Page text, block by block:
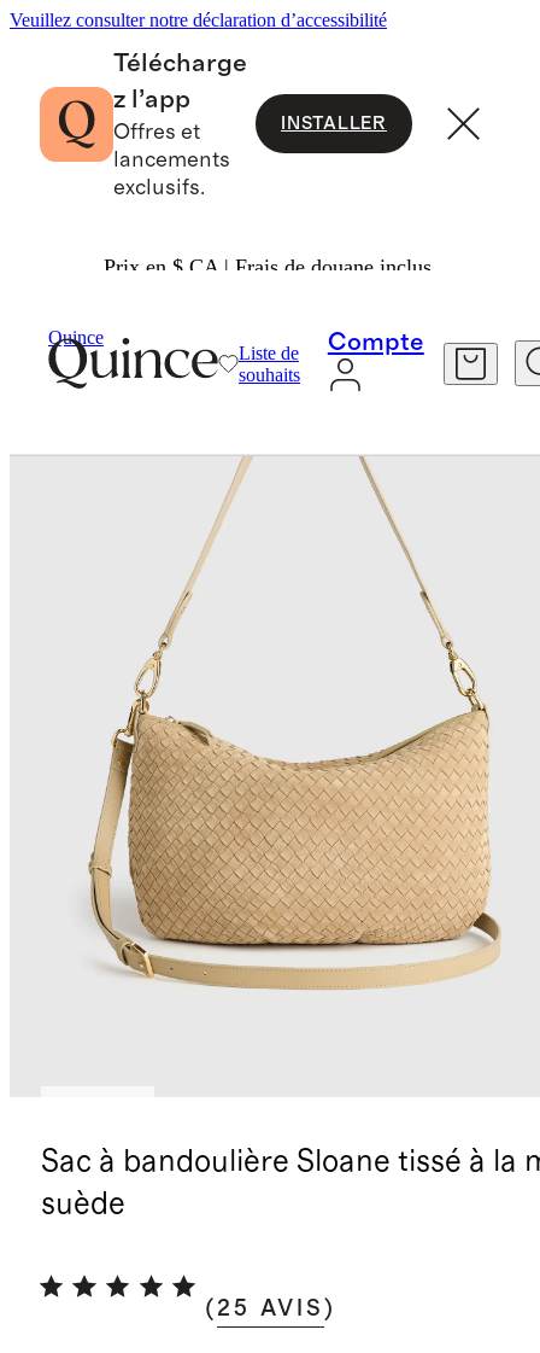
Veuillez consulter notre déclaration d’accessibilité
Télécharge
z l’app
Offres et
lancements
exclusifs.
INSTALLER
Prix en $ CA | Frais de douane inclus.
Quince
Liste de
souhaits
Compte
Sac à bandoulière Sloane tissé à la
suède
( 25 AVIS )